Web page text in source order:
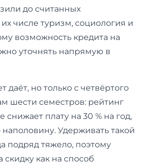
до считанных
числе туризм, социология и
возможность кредита на
уточнять напрямую в
даёт, но только с четвёртого
шести семестров: рейтинг
снижает плату на 30 % на год,
Удерживать такой
подряд тяжело, поэтому
скидку как на способ